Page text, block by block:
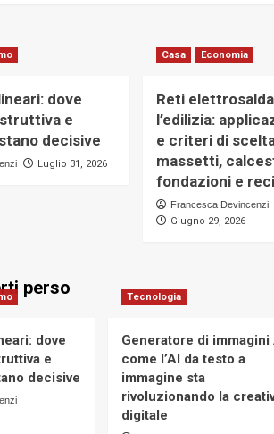
dove
e
decisive
Luglio 31, 2026
Casa Economia
Reti
l’edilizia:
e criteri di
massetti,
fondazioni e
Francesca Devincenzi
Giugno 29, 2026
perso
dove
e
decisive
Tecnologia
Generatore di immagini
come l’AI da testo a
immagine sta
rivoluzionando la
digitale